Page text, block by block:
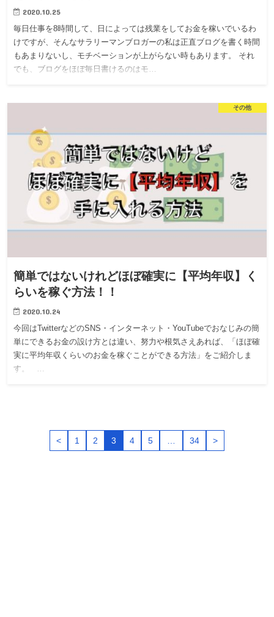
2020.10.25
毎日仕事を8時間して、日によっては残業をしてお金を稼いでいるわ
けですが、そんなサラリーマンブロガーの私は正直ブログを書く時間
もあまりないし、モチベーションが上がらない時もあります。 それ
でも、ブログをほぼ毎日書けるのはモ…
その他
簡単ではないけれどほぼ確実に【平均年収】く
らいを稼ぐ方法！！
2020.10.24
今回はTwitterなどのSNS・インターネット・YouTubeでおなじみの簡
単にできるお金の設け方とは違い、努力や根気さえあれば、「ほぼ確
実に平均年収くらいのお金を稼ぐことができる方法」をご紹介しま
す。 …
< 1 2 3 4 5 34 >